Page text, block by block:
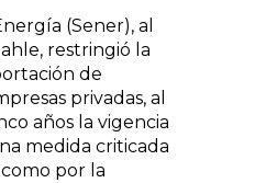
(Sener), al
restringió la
de
privadas, al
años la vigencia
medida criticada
por la